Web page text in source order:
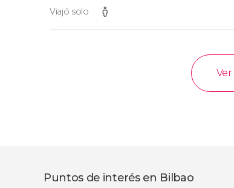
Viajó solo
Puntos de interés en Bilbao